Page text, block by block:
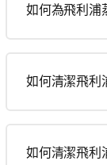
如何為飛利浦
如何清潔飛利
如何清潔飛利